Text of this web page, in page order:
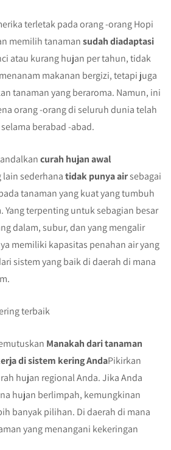
terletak pada orang -orang Hopi
memilih tanamansudah diadaptasi
atau kurang hujan per tahun, tidak
makanan bergizi, tetapi juga
tanaman yang beraroma. Namun, ini
orang -orang di seluruh dunia telah
berabad -abad.
curah hujan awal
lain sederhanatidak punya airsebagai
tanaman yang kuat yang tumbuh
Yang terpenting untuk sebagian besar
dalam, subur, dan yang mengalir
memiliki kapasitas penahan air yang
sistem yang baik di daerah di mana
terbaik
Manakah dari tanaman
di sistem kering AndaPikirkan
hujan regional Anda. Jika Anda
hujan berlimpah, kemungkinan
banyak pilihan. Di daerah di mana
yang menangani kekeringan